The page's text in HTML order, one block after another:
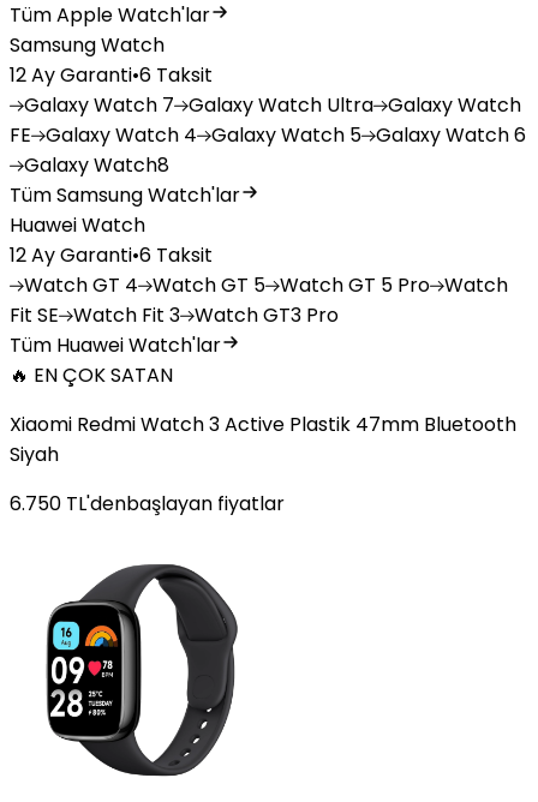
Tüm Apple Watch'lar
Samsung Watch
12 Ay Garanti•6 Taksit
GalaxyWatch 7 GalaxyWatch Ultra GalaxyWatch
FE GalaxyWatch 4 GalaxyWatch 5 GalaxyWatch 6
GalaxyWatch8
Tüm Samsung Watch'lar
Huawei Watch
12 Ay Garanti•6 Taksit
WatchGT 4 WatchGT 5 WatchGT 5 Pro Watch
Fit SE Watch Fit 3 WatchGT3 Pro
Tüm Huawei Watch'lar
🔥 EN ÇOK SATAN
Xiaomi Redmi Watch 3 Active Plastik 47mm Bluetooth
Siyah
6.750 TL'denbaşlayan fiyatlar